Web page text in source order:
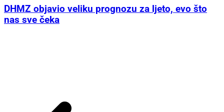
DHMZ objavio veliku prognozu za ljeto, evo što
nas sve čeka